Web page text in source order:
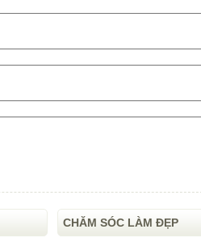
CHĂM SÓC LÀM ĐẸP